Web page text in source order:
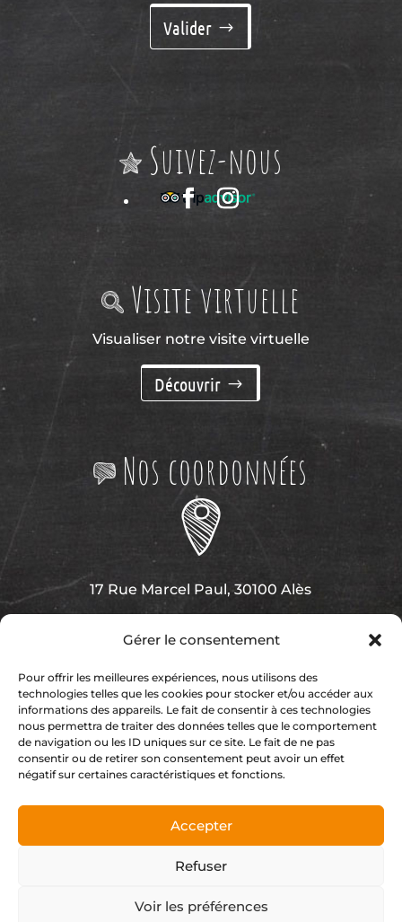
Gérer le consentement
Pour offrir les meilleures expériences, nous utilisons des
technologies telles que les cookies pour stocker et/ou accéder aux
informations des appareils. Le fait de consentir à ces technologies
nous permettra de traiter des données telles que le comportement
de navigation ou les ID uniques sur ce site. Le fait de ne pas
consentir ou de retirer son consentement peut avoir un effet
négatif sur certaines caractéristiques et fonctions.
Accepter
Refuser
Voir les préférences
Valider
Suivez-nous
Visite virtuelle
Visualiser notre visite virtuelle
Découvrir
Nos coordonnées
17 Rue Marcel Paul, 30100 Alès
04 66 43 35 76
urbanparc.ales@gmail.com
Index LD création de sites internet &